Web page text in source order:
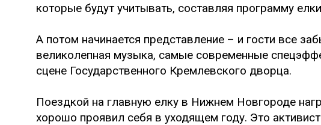
которые будут учитывать, составляя программу
А потом начинается представление – и гости все
великолепная музыка, самые современные
сцене Государственного Кремлевского дворца.
Поездкой на главную елку в Нижнем Новгороде
хорошо проявил себя в уходящем году. Это